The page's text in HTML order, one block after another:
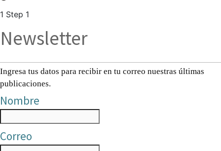
1 Step 1
Newsletter
Ingresa tus datos para recibir en tu correo nuestras últimas
publicaciones.
Nombre
Correo